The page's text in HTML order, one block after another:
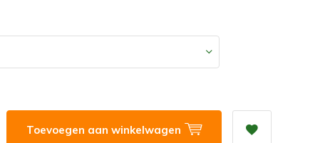
Toevoegen aan winkelwagen